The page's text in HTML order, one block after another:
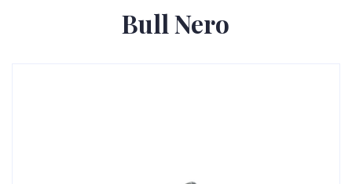
Bull Nero